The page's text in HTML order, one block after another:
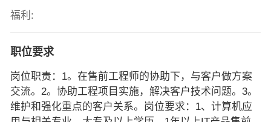
福利:
职位要求
岗位职责：1。在售前工程师的协助下，与客户做方案
交流。2。协助工程项目实施，解决客户技术问题。3。
维护和强化重点的客户关系。岗位要求：1、计算机应